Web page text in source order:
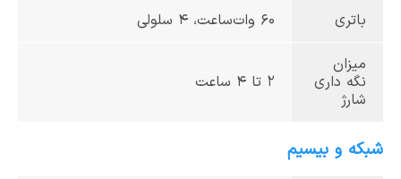
باتری 60 وات‌ساعت، 4 سلولی
میزان
نگه داری
شارژ
2 تا 4 ساعت
شبکه و بیسیم